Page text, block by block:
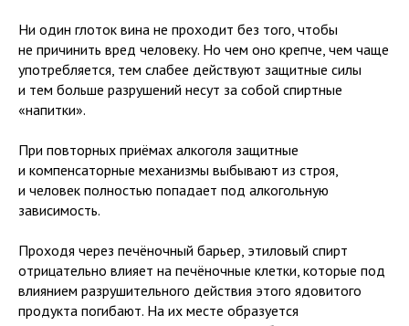
Ни один глоток вина не проходит без того, чтобы
не причинить вред человеку. Но чем оно крепче, чем чаще
употребляется, тем слабее действуют защитные силы
и тем больше разрушений несут за собой спиртные
«напитки».
При повторных приёмах алкоголя защитные
и компенсаторные механизмы выбывают из строя,
и человек полностью попадает под алкогольную
зависимость.
Проходя через печёночный барьер, этиловый спирт
отрицательно влияет на печёночные клетки, которые под
влиянием разрушительного действия этого ядовитого
продукта погибают. На их месте образуется